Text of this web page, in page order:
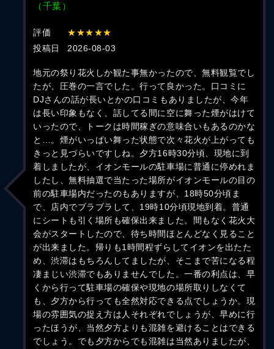
（千葉）
評価
★★★★★
投稿日
2026-08-03
地元の祭り花火しか観た事無かったので、無料観覧でし
たが、圧巻の一言でした。行って良かった。口コミに
DJさんの話が長いとかの口コミもありましたが、今年
は長い印象もなく、話してる間に空に舞った煙がはけて
いったので、トークは時間稼ぎの意味合いもあるのかな
と…。煙がいっぱい舞った状態で次々花火が上がっても
きっと見づらいですしね。夕方16時30分頃、現地に到
着しましたが、イオンモールの駐車場に普通に停めれま
したし、無料抽選で当たった場所がイオンモールの目の
前の駐車場内だったのもありますが、18時50分頃ま
で、店内でブラブラして、19時10分頃現地到着。普通
にシートも引く場所も確保出来ました。間もなく花火大
会がスタートしたので、待ち時間ほとんどなく見ること
が出来ました。帰りも1時間程ずらしてイオンを出たた
め、渋滞はもちろんしてましたが、そこまで苦になる程
凄まじい渋滞でもありませんでした。一番の利点は、早
くから行って駐車場の確保や現地の場所取りしなくて
も、夕方から行っても全然対応できる点でしょうか。現
場の雰囲気の捉え方は人それぞれでしょうが、早めに行
ったほうが、当然夕方よりも混雑を避けることはできる
でしょう。でも夕方からでも混雑は当然ありましたが、